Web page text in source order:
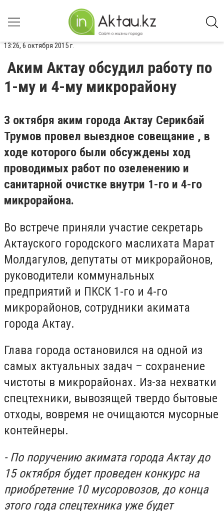
13:26, 6 октября 2015 г.
Аким Актау обсудил работу по
1-му и 4-му микрорайону
3 октября аким города Актау Серикбай
Трумов провел выездное совещание , в
ходе которого были обсуждены ход
проводимых работ по озеленению и
санитарной очистке внутри 1-го и 4-го
микрорайона.
Во встрече приняли участие секретарь
Актауского городского маслихата Марат
Молдагулов, депутаты от микрорайонов,
руководители коммунальных
предприятий и ПКСК 1-го и 4-го
микрорайонов, сотрудники акимата
города Актау.
Глава города остановился на одной из
самых актуальных задач – сохранение
чистоты в микрорайонах. Из-за нехватки
спецтехники, вывозящей твердо бытовые
отходы, вовремя не очищаются мусорные
контейнеры.
- По поручению акимата города Актау до
15 октября будет проведен конкурс на
приобретение 10 мусоровозов, до конца
этого года спецтехника уже будет